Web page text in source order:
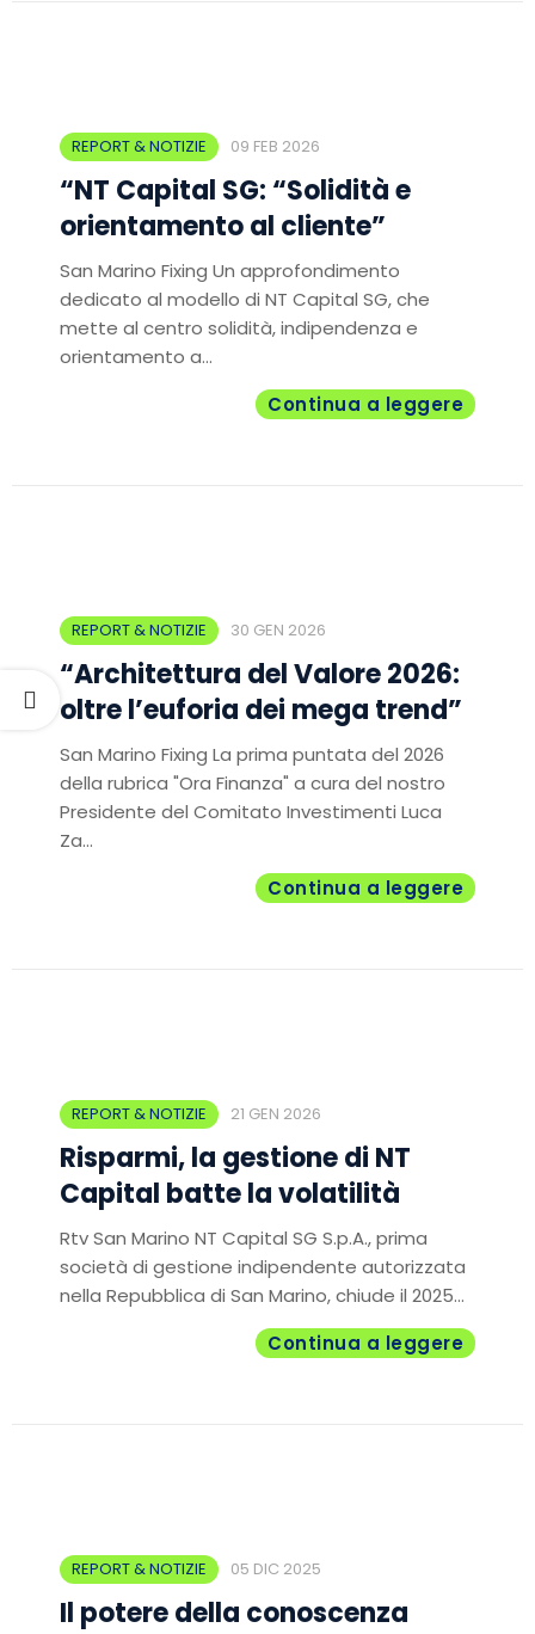
REPORT & NOTIZIE 09 FEB 2026
“NT Capital SG: “Solidità e
orientamento al cliente”
San Marino Fixing Un approfondimento
dedicato al modello di NT Capital SG, che
mette al centro solidità, indipendenza e
orientamento a...
Continua a leggere
REPORT & NOTIZIE 30 GEN 2026
“Architettura del Valore 2026:
oltre l’euforia dei mega trend”
San Marino Fixing La prima puntata del 2026
della rubrica "Ora Finanza" a cura del nostro
Presidente del Comitato Investimenti Luca
Za...
Continua a leggere
REPORT & NOTIZIE 21 GEN 2026
Risparmi, la gestione di NT
Capital batte la volatilità
Rtv San Marino NT Capital SG S.p.A., prima
società di gestione indipendente autorizzata
nella Repubblica di San Marino, chiude il 2025...
Continua a leggere
REPORT & NOTIZIE 05 DIC 2025
Il potere della conoscenza